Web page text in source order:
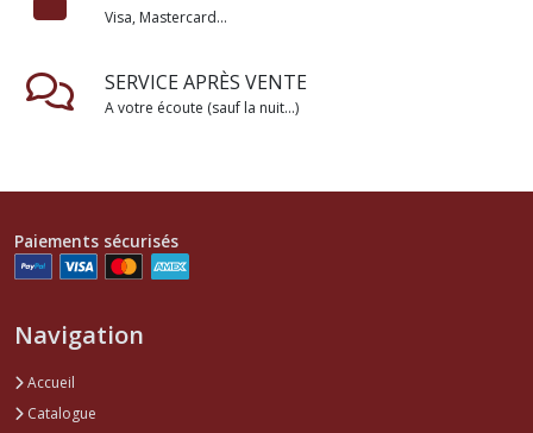
Visa, Mastercard...
SERVICE APRÈS VENTE
A votre écoute (sauf la nuit...)
Paiements sécurisés
Navigation
Accueil
Catalogue